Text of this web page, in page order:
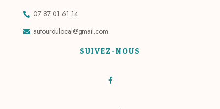
07 87 01 61 14
autourdulocal@gmail.com
SUIVEZ-NOUS